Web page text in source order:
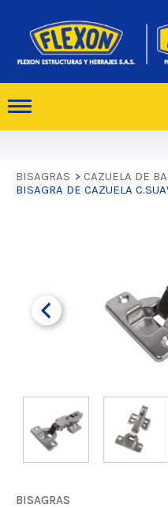
BISAGRAS > CAZUELA DE
BISAGRA DE CAZUELA
BISAGRAS